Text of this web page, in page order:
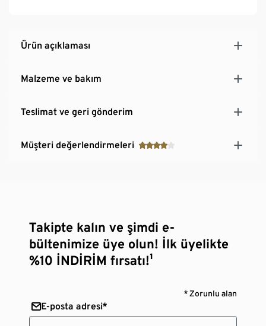
Ürün açıklaması
Malzeme ve bakım
Teslimat ve geri gönderim
Müşteri değerlendirmeleri
Takipte kalın ve şimdi e-
bültenimize üye olun! İlk üyelikte
%10 İNDİRİM fırsatı!¹
* Zorunlu alan
E-posta adresi*